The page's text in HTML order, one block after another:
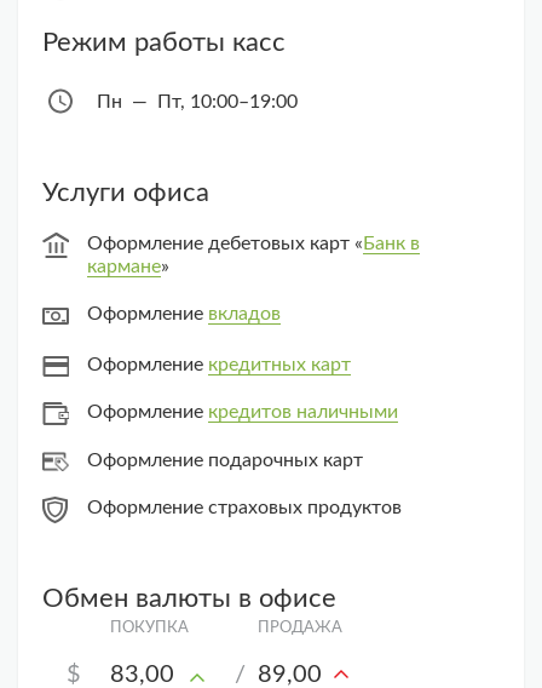
Режим работы касс
Пн — Пт, 10:00–19:00
Услуги офиса
Оформление дебетовых карт « Банк в
кармане»
Оформление вкладов
Оформление кредитных карт
Оформление кредитов наличными
Оформление подарочных карт
Оформление страховых продуктов
Обмен валюты в офисе
$ 83,00 / 89,00